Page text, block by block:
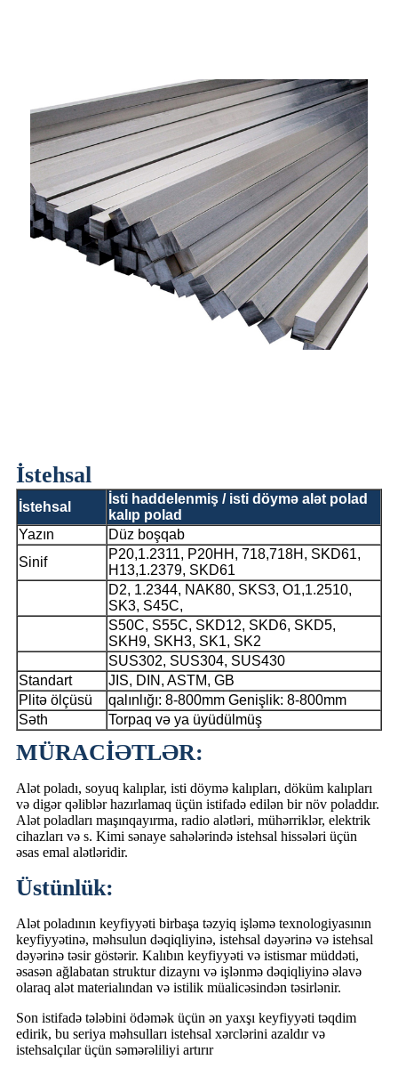
İstehsal
İstehsal
İsti haddelenmiş / isti döymə alət polad
kalıp polad
Yazın
Düz boşqab
Sinif
P20,1.2311, P20HH, 718,718H, SKD61,
H13,1.2379, SKD61
D2, 1.2344, NAK80, SKS3, O1,1.2510,
SK3, S45C,
S50C, S55C, SKD12, SKD6, SKD5,
SKH9, SKH3, SK1, SK2
SUS302, SUS304, SUS430
Standart
JIS, DIN, ASTM, GB
Plitə ölçüsü
qalınlığı: 8-800mm Genişlik: 8-800mm
Səth
Torpaq və ya üyüdülmüş
MÜRACİƏTLƏR:
Alət poladı, soyuq kalıplar, isti döymə kalıpları, döküm kalıpları
və digər qəliblər hazırlamaq üçün istifadə edilən bir növ poladdır.
Alət poladları maşınqayırma, radio alətləri, mühərriklər, elektrik
cihazları və s. Kimi sənaye sahələrində istehsal hissələri üçün
əsas emal alətləridir.
Üstünlük:
Alət poladının keyfiyyəti birbaşa təzyiq işləmə texnologiyasının
keyfiyyətinə, məhsulun dəqiqliyinə, istehsal dəyərinə və istehsal
dəyərinə təsir göstərir. Kalıbın keyfiyyəti və istismar müddəti,
əsasən ağlabatan struktur dizaynı və işlənmə dəqiqliyinə əlavə
olaraq alət materialından və istilik müalicəsindən təsirlənir.
Son istifadə tələbini ödəmək üçün ən yaxşı keyfiyyəti təqdim
edirik, bu seriya məhsulları istehsal xərclərini azaldır və
istehsalçılar üçün səmərəliliyi artırır